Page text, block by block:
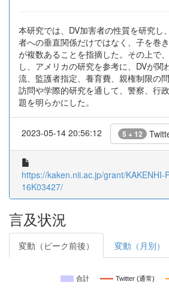
本研究では、DV加害者の性質を研究し
者への垂直関係だけではなく、子を巻
が複数あることを指摘した。その上で
し、アメリカの研究を参考に、DVが関
流、監護者指定、養育費、親権制限の
訪問や学際的研究を通して、警察、行
題を明らかにした。
2023-05-14 20:56:12 5 + 12
https://kaken.nii.ac.jp/grant/KAKENHI-
16K03427/
言及状況
変動（ピーク前後） 変動（月別）
合計 Twitter (通常)